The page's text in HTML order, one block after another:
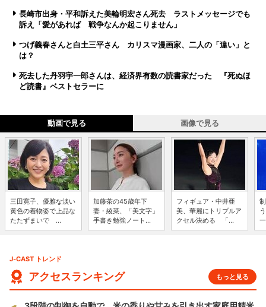
長崎市出身・平和訴えた美輪明宏さん死去 ラストメッセージでも
訴え「愛があれば 戦争なんか起こりません」
つげ義春さんと白土三平さん カリスマ漫画家、二人の「違い」と
は？
死去した丹羽宇一郎さんは、経済界有数の読書家だった 『死ぬほ
ど読書』ベストセラーに
動画で見る 画像で見る
三田寛子、優雅な淡い
黄色の着物姿で上品な
たたずまいで ...
加藤茶の45歳年下
妻・綾菜、「美文字」
手書き勉強ノート...
フィギュア・中井亜
美、華麗にトリプルア
クセル決める 「...
J-CAST トレンド
アクセスランキング もっと見る